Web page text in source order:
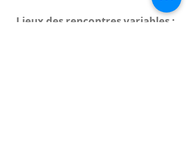
Lieux des rencontres variables :